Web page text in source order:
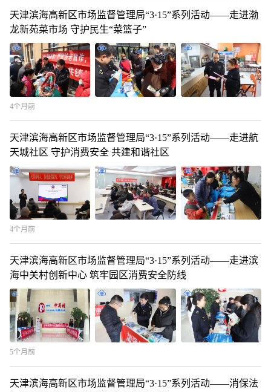
天津滨海高新区市场监督管理局“3·15”系列活动——走进渤
龙新苑菜市场 守护民生“菜篮子”
4个月前
天津滨海高新区市场监督管理局“3·15”系列活动——走进航
天城社区 守护消费安全 共建和谐社区
4个月前
天津滨海高新区市场监督管理局“3·15”系列活动——走进滨
海中关村创新中心 筑牢园区消费安全防线
5个月前
天津滨海高新区市场监督管理局“3·15”系列活动——消保法